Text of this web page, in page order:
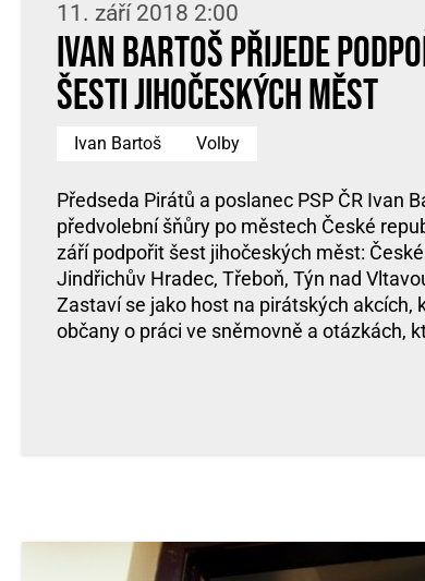
11. září 2018 2:00
Ivan Bartoš přijede
šesti jihočeských měst
Ivan Bartoš Volby
Předseda Pirátů a poslanec PSP ČR Ivan
předvolební šňůry po městech České
září podpořit šest jihočeských měst:
Jindřichův Hradec, Třeboň, Týn nad
Zastaví se jako host na pirátských akcích,
občany o práci ve sněmovně a otázkách,